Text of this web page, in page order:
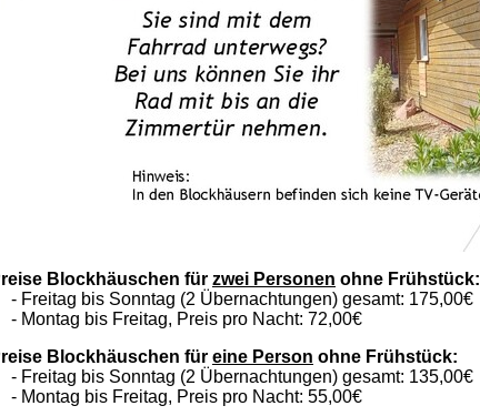
Blockhäuschen für zwei Personen ohne Frühstück:
Freitag bis Sonntag (2 Übernachtungen) gesamt: 175,00€
Montag bis Freitag, Preis pro Nacht: 72,00€
Blockhäuschen für eine Person ohne Frühstück:
Freitag bis Sonntag (2 Übernachtungen) gesamt: 135,00€
Montag bis Freitag, Preis pro Nacht: 55,00€